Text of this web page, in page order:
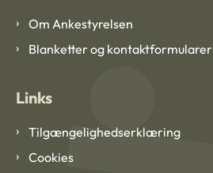
Om Ankestyrelsen
Blanketter og kontaktformularer
Links
Tilgængelighedserklæring
Cookies